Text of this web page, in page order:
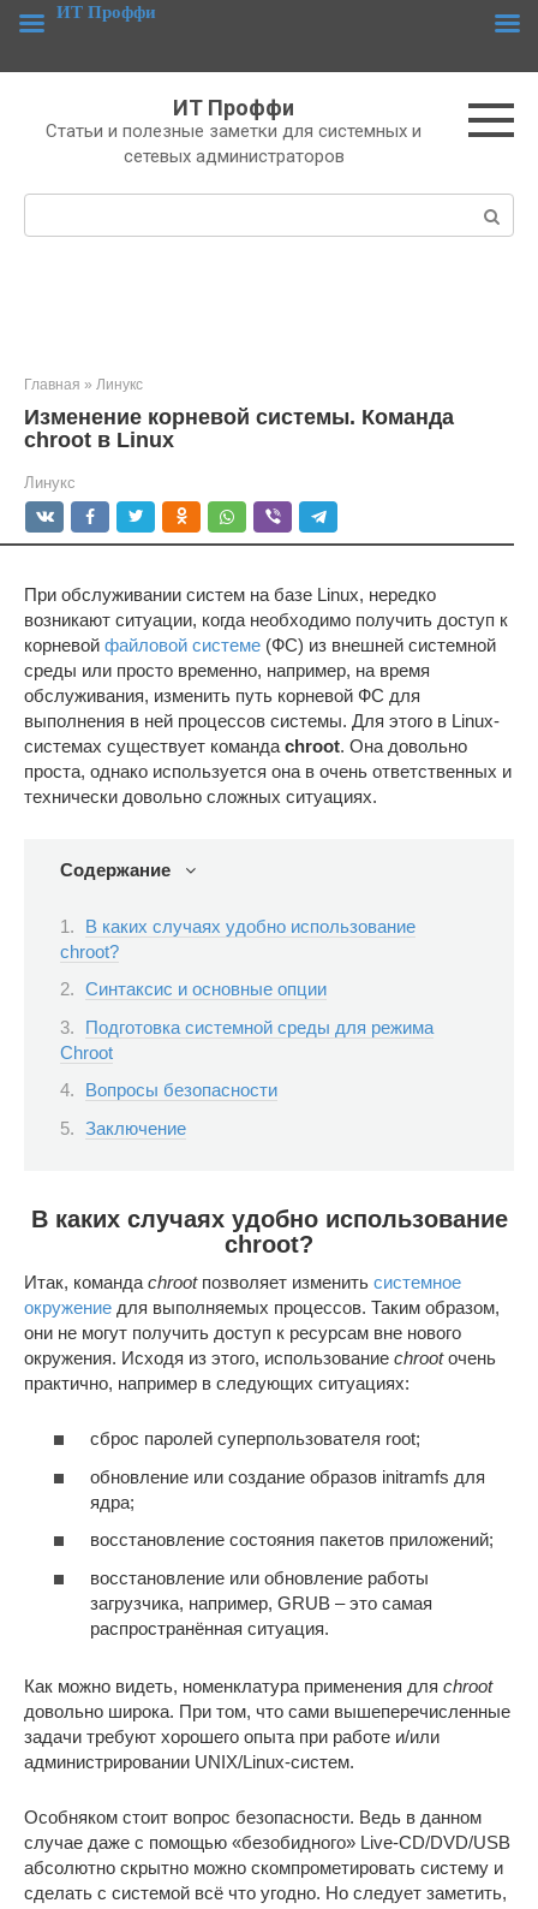
Перейти
ИТ Проффи
Статьи и полезные заметки для системных и
сетевых администраторов
Главная » Линукс
Изменение корневой системы. Команда
chroot в Linux
Линукс
При обслуживании систем на базе Linux, нередко
возникают ситуации, когда необходимо получить доступ к
корневой файловой системе (ФС) из внешней системной
среды или просто временно, например, на время
обслуживания, изменить путь корневой ФС для
выполнения в ней процессов системы. Для этого в Linux-
системах существует команда chroot. Она довольно
проста, однако используется она в очень ответственных и
технически довольно сложных ситуациях.
Содержание
В каких случаях удобно использование
chroot?
Синтаксис и основные опции
Подготовка системной среды для режима
Chroot
Вопросы безопасности
Заключение
В каких случаях удобно использование
chroot?
Итак, команда chrootпозволяет изменить системное
окружение для выполняемых процессов. Таким образом,
они не могут получить доступ к ресурсам вне нового
окружения. Исходя из этого, использование chrootочень
практично, например в следующих ситуациях:
сброс паролей суперпользователя root;
обновление или создание образов initramfs для
ядра;
восстановление состояния пакетов приложений;
восстановление или обновление работы
загрузчика, например, GRUB – это самая
распространённая ситуация.
Как можно видеть, номенклатура применения для chroot
довольно широка. При том, что сами вышеперечисленные
задачи требуют хорошего опыта при работе и/или
администрировании UNIX/Linux-систем.
Особняком стоит вопрос безопасности. Ведь в данном
случае даже с помощью «безобидного» Live-CD/DVD/USB
абсолютно скрытно можно скомпрометировать систему и
сделать с системой всё что угодно. Но следует заметить,
ИТ Проффи